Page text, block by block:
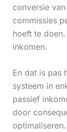
conversie
commissies
hoeft te
inkomen.
En dat is pas
systeem in
passief
door
optimaliseren.